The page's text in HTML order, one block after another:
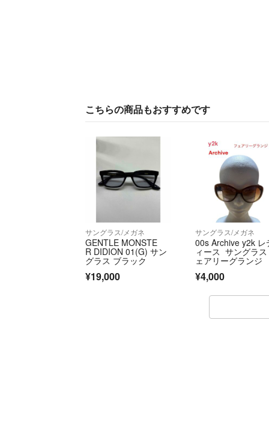
こちらの商品もおすすめです
サングラス/メガネ
GENTLE MONSTE
R DIDION 01(G) サン
グラス ブラック
¥19,000
サングラス/メガネ
00s Archive y2k レ
ィース サングラ
ェアリーグランジ
¥4,000